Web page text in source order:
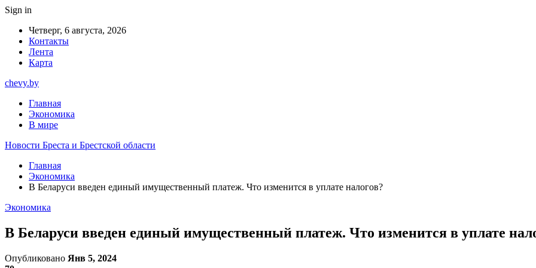
Sign in
Четверг, 6 августа, 2026
Контакты
Лента
Карта
chevy.by
Главная
Экономика
В мире
Новости Бреста и Брестской области
Главная
Экономика
В Беларуси введен единый имущественный платеж. Что изменится в уплате налогов?
Экономика
В Беларуси введен единый имущественный платеж. Что изменится в уплате
Опубликовано Янв 5, 2024